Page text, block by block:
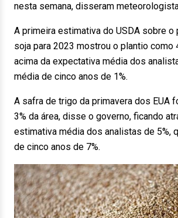
nesta semana, disseram
A primeira estimativa do USDA sobre o
soja para 2023 mostrou o plantio como
acima da expectativa média dos
média de cinco anos de 1%.
A safra de trigo da primavera dos EUA
3% da área, disse o governo, ficando
estimativa média dos analistas de 5%,
de cinco anos de 7%.